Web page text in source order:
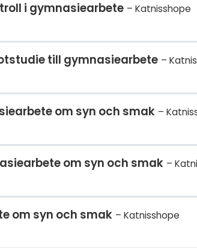
i gymnasiearbete Katnisshope
till gymnasiearbete
om syn och smak
om syn och smak
om syn och smak Katnisshope